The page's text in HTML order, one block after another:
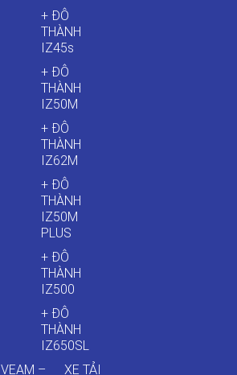
+ ĐÔ
THÀNH
IZ45s
+ ĐÔ
THÀNH
IZ50M
+ ĐÔ
THÀNH
IZ62M
+ ĐÔ
THÀNH
IZ50M
PLUS
+ ĐÔ
THÀNH
IZ500
+ ĐÔ
THÀNH
IZ650SL
VEAM –
XE TẢI